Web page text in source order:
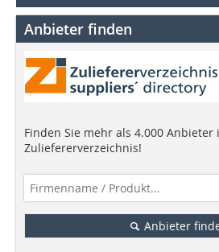
Anbieter finden
Finden Sie mehr als 4.000 Anbieter
Zuliefererverzeichnis!
Anbieter